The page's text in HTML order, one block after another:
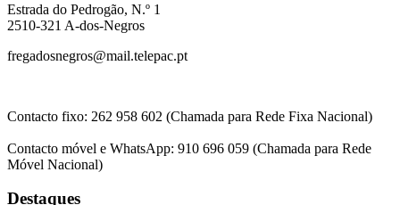
Estrada do Pedrogão, N.º 1
2510-321 A-dos-Negros
fregadosnegros@mail.telepac.pt
Contacto fixo: 262 958 602 (Chamada para Rede Fixa Nacional)
Contacto móvel e WhatsApp: 910 696 059 (Chamada para Rede
Móvel Nacional)
Destaques